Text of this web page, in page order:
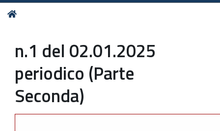
Tu
n.1 del 02.01.2025
periodico (Parte
Seconda)